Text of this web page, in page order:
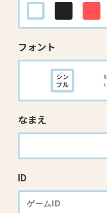
フォント
なまえ
ID